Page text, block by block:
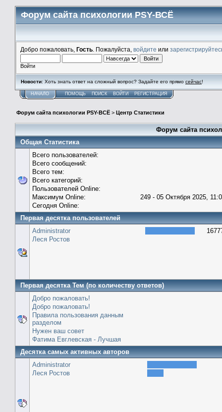
Форум сайта психологии PSY-ВСЁ
Добро пожаловать, Гость . Пожалуйста, войдите или
Войти
Новости: Хоть знать ответ на сложный вопрос? Задайте его прямо сейчас!
НАЧАЛО ПОМОЩЬ ПОИСК ВОЙТИ РЕГИСТРАЦИЯ
Форум сайта психологии PSY-ВСЁ > Центр Статистики
Форум сайта
Общая Статистика
Всего пользователей:
Всего сообщений:
Всего тем:
Всего категорий:
Пользователей Online:
Максимум Online:
249 - 05 Октября 2025,
Сегодня Online:
Первая десятка пользователей
Administrator
Леся Ростов
Первая десятка Тем (по количеству ответов)
Добро пожаловать!
Добро пожаловать!
Правила пользования данным
разделом
Нужен ваш совет
Фатима Евглевская - Лучшая
Десятка самых активных авторов
Administrator
Леся Ростов